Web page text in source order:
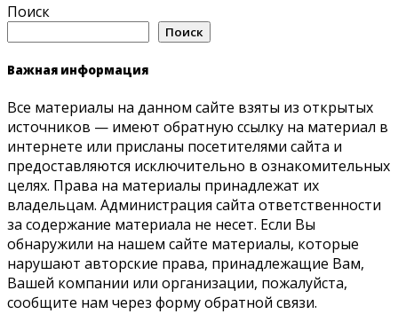
Поиск
Поиск
Важная информация
Все материалы на данном сайте взяты из открытых
источников — имеют обратную ссылку на материал в
интернете или присланы посетителями сайта и
предоставляются исключительно в ознакомительных
целях. Права на материалы принадлежат их
владельцам. Администрация сайта ответственности
за содержание материала не несет. Если Вы
обнаружили на нашем сайте материалы, которые
нарушают авторские права, принадлежащие Вам,
Вашей компании или организации, пожалуйста,
сообщите нам через форму обратной связи.